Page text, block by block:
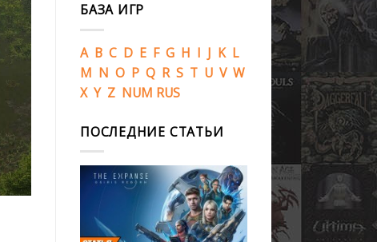
БАЗА ИГР
A B C D E F G H I J K L
M N O P Q R S T U V W
X Y Z NUM RUS
ПОСЛЕДНИЕ СТАТЬИ